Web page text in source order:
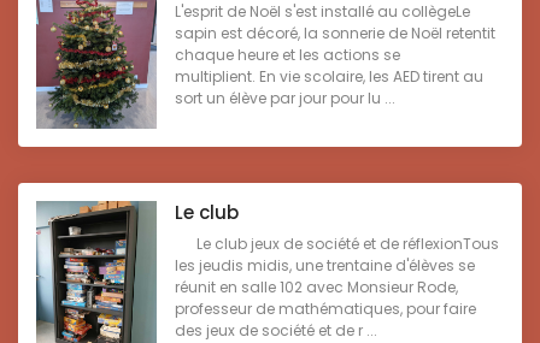
L'esprit de Noël s'est installé au collègeLe
sapin est décoré, la sonnerie de Noël retentit
chaque heure et les actions se
multiplient. En vie scolaire, les AED tirent au
sort un élève par jour pour lu ...
Le club
Le club jeux de société et de réflexionTous
les jeudis midis, une trentaine d'élèves se
réunit en salle 102 avec Monsieur Rode,
professeur de mathématiques, pour faire
des jeux de société et de r ...